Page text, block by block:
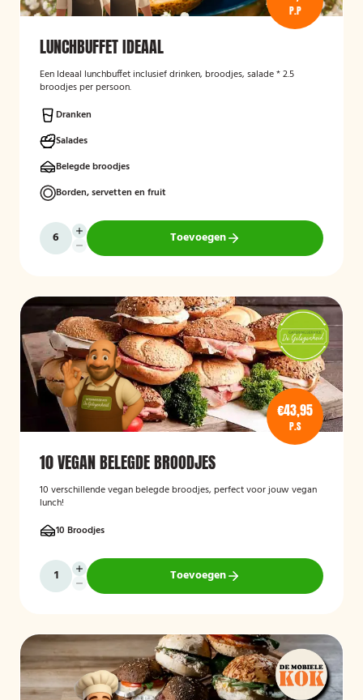
P.P
LUNCHBUFFET IDEAAL
Een Ideaal lunchbuffet inclusief drinken, broodjes, salade * 2.5
broodjes per persoon.
Dranken
Salades
Belegde broodjes
Borden, servetten en fruit
Toevoegen
€43,95
P.S
10 VEGAN BELEGDE BROODJES
10 verschillende vegan belegde broodjes, perfect voor jouw vegan
lunch!
10 Broodjes
Toevoegen